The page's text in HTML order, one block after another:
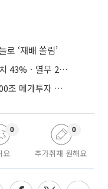
‘재배 쏠림’
생산부터 밥상까지 덮친 폭염…시금치 43%ㆍ열무 28% 급등
용인·호남 반도체 산단 ‘속도전’…1600조 메가투자 이행 총력
요
0
추가취재 원해요
0